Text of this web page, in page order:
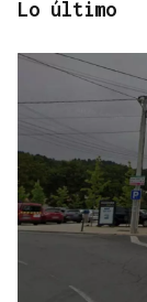
Diecinueve
do Viño de
Lo último